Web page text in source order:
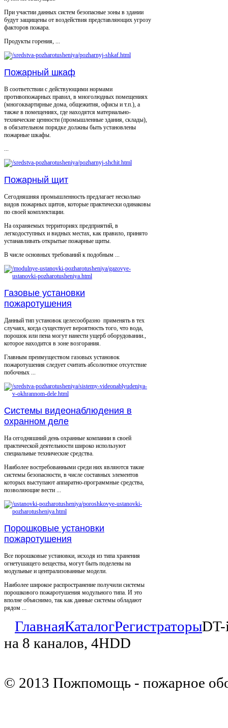
При участии данных систем безопасные зоны в здании
будут защищены от воздействия представляющих угрозу
факторов пожара.
Продукты горения, ...
Пожарный шкаф
В соответствии с действующими нормами
противопожарных правил, в многолюдных помещениях
(многоквартирные дома, общежития, офисы и т.п.), а
также в помещениях, где находятся материально-
технические ценности (промышленные здания, склады),
в обязательном порядке должны быть установлены
пожарные шкафы.
...
Пожарный щит
Сегодняшняя промышленность предлагает несколько
видов пожарных щитов, которые практически одинаковы
по своей комплектации.
На охраняемых территориях предприятий, в
легкодоступных и видных местах, как правило, принято
устанавливать открытые пожарные щиты.
В числе основных требований к подобным ...
Газовые установки
пожаротушения
Данный тип установок целесообразно применять в тех
случаях, когда существует вероятность того, что вода,
порошок или пена могут нанести ущерб оборудовании.,
которое находится в зоне возгорания.
Главным преимуществом газовых установок
пожаротушения следует считать абсолютное отсутствие
побочных ...
Системы видеонаблюдения в
охранном деле
На сегодняшний день охранные компании в своей
практической деятельности широко используют
специальные технические средства.
Наиболее востребованными среди них являются такие
системы безопасности, в числе составных элементов
которых выступают аппаратно-программные средства,
позволяющие вести ...
Порошковые установки
пожаротушения
Все порошковые установки, исходя из типа хранения
огнетушащего вещества, могут быть поделены на
модульные и централизованные модели.
Наиболее широкое распространение получили системы
порошкового пожаротушения модульного типа. И это
вполне объяснимо, так как данные системы обладают
рядом ...
ГлавнаяКаталогРегистраторы
на 8 каналов, 4HDD
© 2013 Пожпомощь - пожарное